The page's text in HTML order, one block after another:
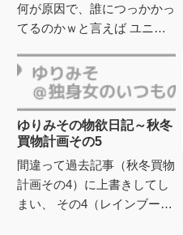
何が原因で、誰につっかかっ
てるのかｗと言えば ユニク
が生産終了になった話です
λ......つい最近、メールで...
ゆりみその物欲日記～秋冬
買物計画その5
間違って過去記事（秋冬買物
計画その4）に上書きしてし
まい、 その4（レインブーツ